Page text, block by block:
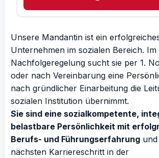
Unsere Mandantin ist ein
Unternehmen im sozialen Bereich. Im
Nachfolgeregelung sucht sie per 1.
oder nach Vereinbarung eine
nach gründlicher Einarbeitung die
sozialen Institution übernimmt.
Sie sind eine sozialkompetente,
belastbare Persönlichkeit mit
Berufs- und Führungserfahrung
nächsten Karriereschritt in der